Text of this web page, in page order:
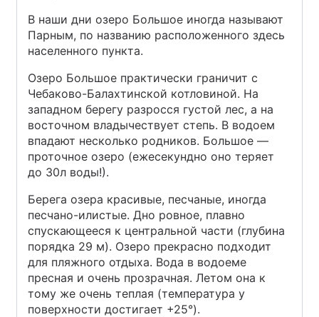
В наши дни озеро Большое иногда называют
Парным, по названию расположенного здесь
населенного пункта.
Озеро Большое практически граничит с
Чебаково-Балахтинской котловиной. На
западном берегу разросся густой лес, а на
восточном владычествует степь. В водоем
впадают несколько родников. Большое —
проточное озеро (ежесекундно оно теряет
до 30л воды!).
Берега озера красивые, песчаные, иногда
песчано-илистые. Дно ровное, плавно
спускающееся к центральной части (глубина
порядка 29 м). Озеро прекрасно подходит
для пляжного отдыха. Вода в водоеме
пресная и очень прозрачная. Летом она к
тому же очень теплая (температура у
поверхности достигает +25°).